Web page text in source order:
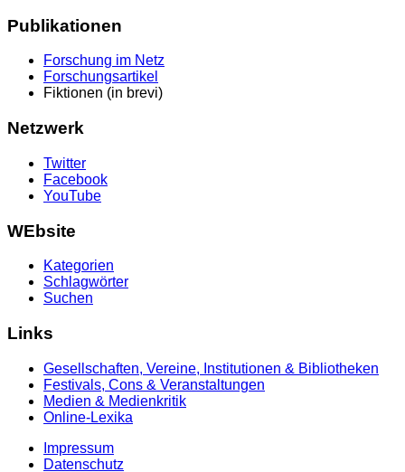
Publikationen
Forschung im Netz
Forschungsartikel
Fiktionen (in brevi)
Netzwerk
Twitter
Facebook
YouTube
WEbsite
Kategorien
Schlagwörter
Suchen
Links
Gesellschaften, Vereine, Institutionen & Bibliotheken
Festivals, Cons & Veranstaltungen
Medien & Medienkritik
Online-Lexika
Impressum
Datenschutz